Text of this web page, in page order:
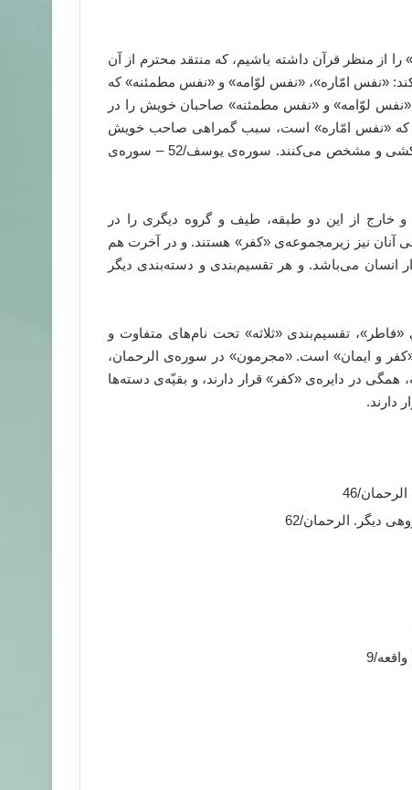
از منظر قرآن داشته باشیم، که منتقد محترم از آن
«نفس امّاره»، «نفس لوّامه» و «نفس مطمئنه» که
«نفس لوّامه» و «نفس مطمئنه» صاحبان خویش را در
که «نفس امّاره» است، سبب گمراهی صاحب خویش
می‌شود. لذا با این تقسیم بندی نفس، انسان‌ها مرز خود را خط‌کشی و مشخص می‌کنند. سوره‌ی یوسف/52 – سوره‌ی
و خارج از این دو طبقه، طیف و گروه دیگری را در
نیز زیرمجموعه‌ی «کفر» هستند. و در آخرت هم
انسان می‌باشد. و هر تقسیم‌بندی و دسته‌بندی دیگر
تقسیم‌بندی «ثلاثه» تحت نام‌های متفاوت و
و ایمان» است. «مجرمون» در سوره‌ی الرحمان،
در دایره‌ی «کفر» قرار دارند، و بقیّه‌ی دسته‌ها
دارند.
46
دیگر. الرحمان/62
9